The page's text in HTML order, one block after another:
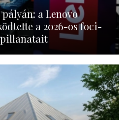
a Lenovo
a 2026-os foci-